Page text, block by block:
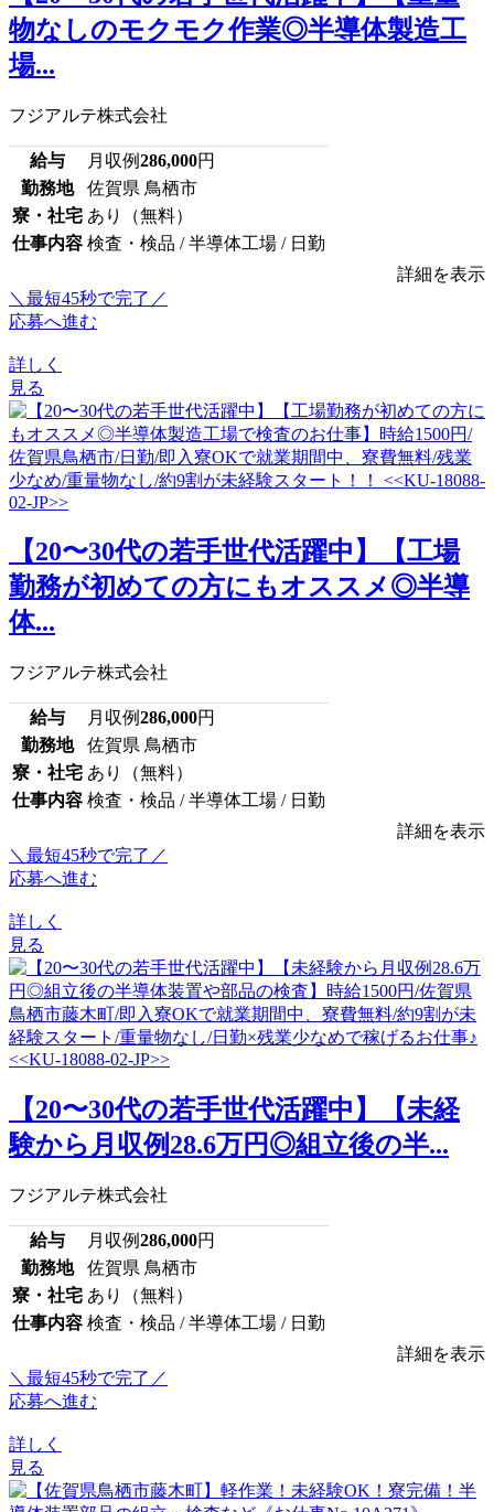
物なしのモクモク作業◎半導体製造工
場...
フジアルテ株式会社
給与 月収例286,000円
勤務地
佐賀県 鳥栖市
寮・社宅 あり（無料）
仕事内容 検査・検品 / 半導体工場 / 日勤
詳細を表示
＼最短45秒で完了／
応募へ進む
詳しく
見る
【20〜30代の若手世代活躍中】【工場
勤務が初めての方にもオススメ◎半導
体...
フジアルテ株式会社
給与 月収例286,000円
勤務地
佐賀県 鳥栖市
寮・社宅 あり（無料）
仕事内容 検査・検品 / 半導体工場 / 日勤
詳細を表示
＼最短45秒で完了／
応募へ進む
詳しく
見る
【20〜30代の若手世代活躍中】【未経
験から月収例28.6万円◎組立後の半...
フジアルテ株式会社
給与 月収例286,000円
勤務地
佐賀県 鳥栖市
寮・社宅 あり（無料）
仕事内容 検査・検品 / 半導体工場 / 日勤
詳細を表示
＼最短45秒で完了／
応募へ進む
詳しく
見る